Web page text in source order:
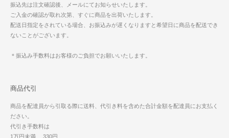
振込先は注文確認後、メールにてお知らせいたします。
ご入金の確認が取れ次第、すぐに商品を出荷いたします。
配送日指定をされている場合、お振込みが遅くなりますと希望日に商品を配送でき
ないことがございます。
＊振込み手数料はお客様のご負担でお願いいたします。
商品代引
商品を配達員から引取る際に送料、代引き料を含めた合計金額を配達員にお支払く
ださい。
代引き手数料は
1万円未満 330円